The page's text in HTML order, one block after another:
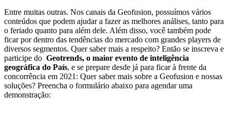
Entre muitas outras. Nos canais da Geofusion, possuímos vários
conteúdos que podem ajudar a fazer as melhores análises, tanto para
o feriado quanto para além dele. Além disso, você também pode
ficar por dentro das tendências do mercado com grandes players de
diversos segmentos. Quer saber mais a respeito? Então se inscreva e
participe do Geotrends, o maior evento de inteligência
geográfica do País, e se prepare desde já para ficar à frente da
concorrência em 2021: Quer saber mais sobre a Geofusion e nossas
soluções? Preencha o formulário abaixo para agendar uma
demonstração: